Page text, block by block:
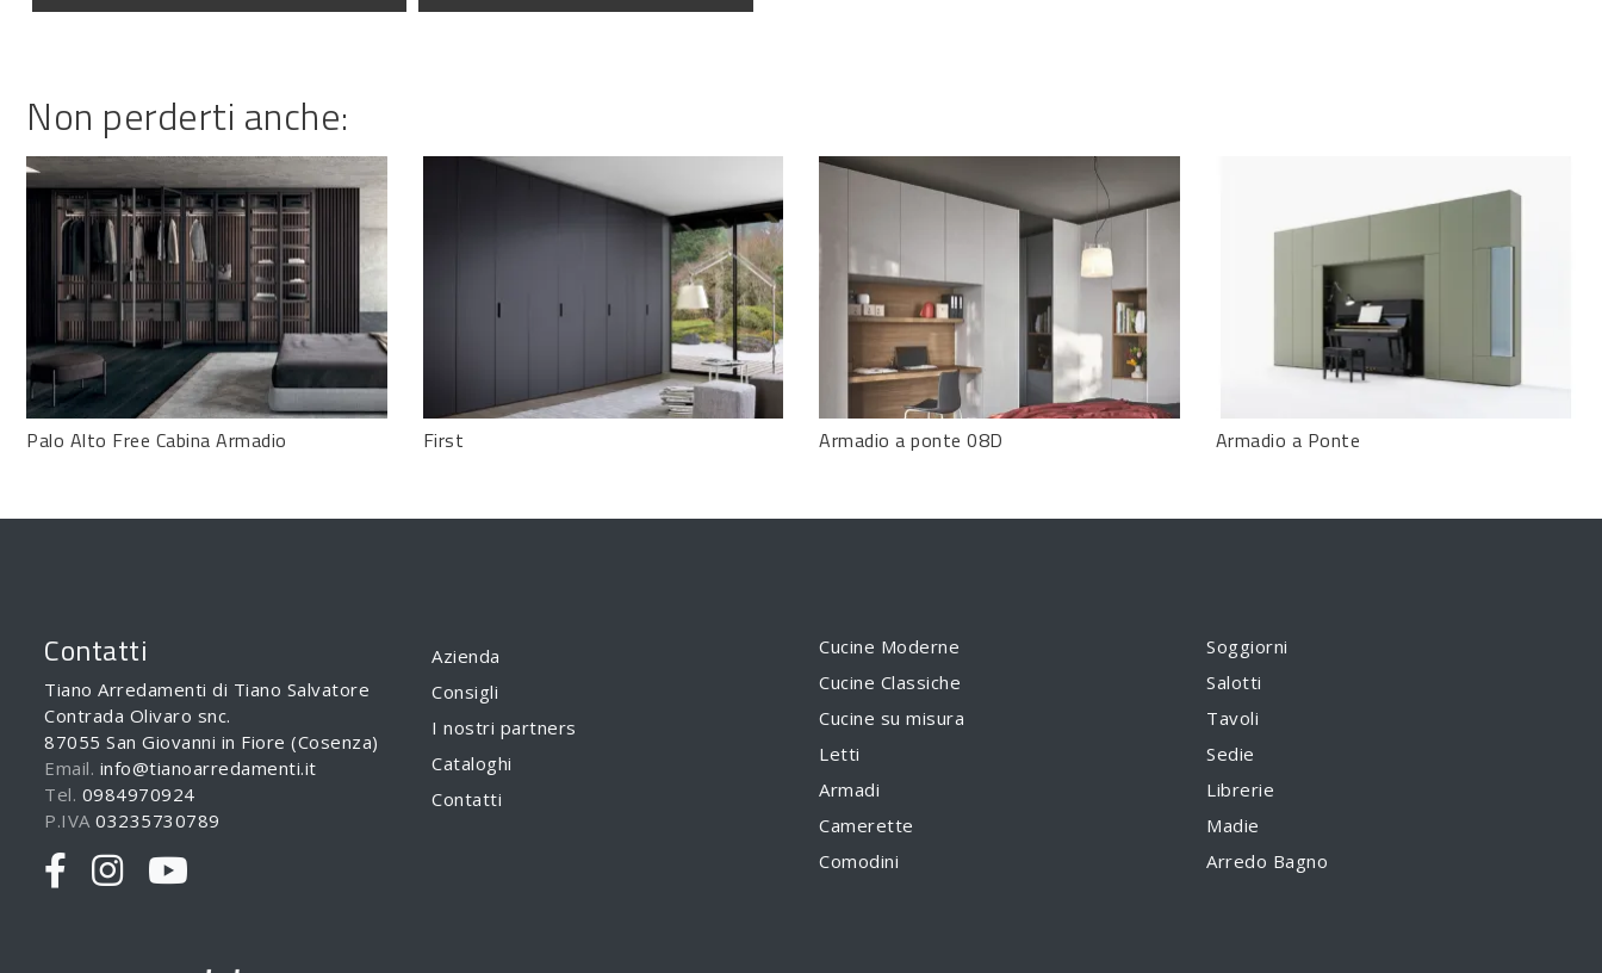
Non perderti anche:
Palo Alto Free Cabina Armadio First Armadio a ponte 08D Armadio a Ponte
Contatti
Tiano Arredamenti di Tiano Salvatore
Contrada Olivaro snc.
87055 San Giovanni in Fiore (Cosenza)
Email. info@tianoarredamenti.it
Tel. 0984970924
P.IVA 03235730789
Azienda
Consigli
I nostri partners
Cataloghi
Contatti
Cucine Moderne
Cucine Classiche
Cucine su misura
Letti
Armadi
Camerette
Comodini
Soggiorni
Salotti
Tavoli
Sedie
Librerie
Madie
Arredo Bagno